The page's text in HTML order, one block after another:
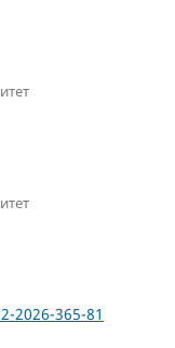
2026-365-81